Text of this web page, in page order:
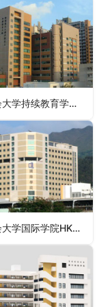
香港浸会大学持续教育学院HKBU School of Continuing Education（香港专上学院）
香港浸会大学国际学院HKBU College of International Education（香港专上院校）